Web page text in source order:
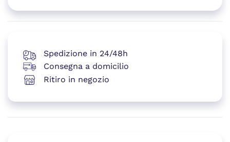
Spedizione in 24/48h
Consegna a domicilio
Ritiro in negozio